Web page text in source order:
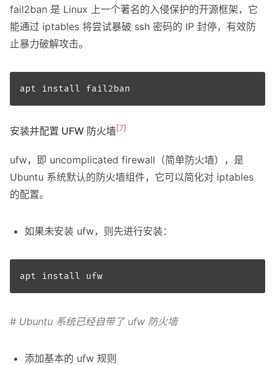
fail2ban 是 Linux 上一个著名的入侵保护的开源框架，它
能通过 iptables 将尝试暴破 ssh 密码的 IP 封停，有效防
止暴力破解攻击。
安装并配置 UFW 防火墙[7]
ufw，即 uncomplicated firewall（简单防火墙），是
Ubuntu 系统默认的防火墙组件，它可以简化对 iptables
的配置。
如果未安装 ufw，则先进行安装：
# Ubuntu 系统已经自带了 ufw 防火墙
添加基本的 ufw 规则